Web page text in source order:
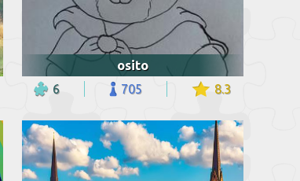
osito
6 705 8.3